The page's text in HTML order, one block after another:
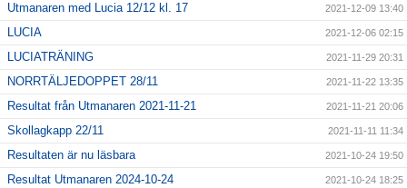
Utmanaren med Lucia 12/12 kl. 17 2021-12-09 13:40
LUCIA 2021-12-06 02:15
LUCIATRÄNING 2021-11-29 20:31
NORRTÄLJEDOPPET 28/11 2021-11-22 13:35
Resultat från Utmanaren 2021-11-21 2021-11-21 20:06
Skollagkapp 22/11 2021-11-11 11:34
Resultaten är nu läsbara 2021-10-24 19:50
Resultat Utmanaren 2024-10-24 2021-10-24 18:25